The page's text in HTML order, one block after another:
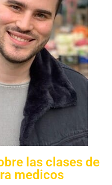
las clases de
medicos